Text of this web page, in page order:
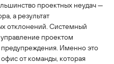
проектных неудач —
а результат
отклонений. Системный
проектом
Именно это
от команды, которая